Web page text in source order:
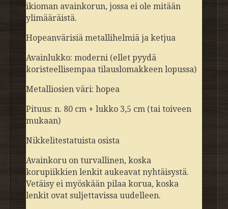
ikioman avainkorun, jossa ei ole mitään
ylimääräistä.
Hopeanvärisiä metallihelmiä ja ketjua
Avainlukko: moderni (ellet pyydä
koristeellisempaa tilauslomakkeen lopussa)
Metalliosien väri: hopea
Pituus: n. 80 cm + lukko 3,5 cm (tai toiveen
mukaan)
Nikkelitestatuista osista
Avainkoru on turvallinen, koska
korupiikkien lenkit aukeavat nyhtäisystä.
Vetäisy ei myöskään pilaa korua, koska
lenkit ovat suljettavissa uudelleen.